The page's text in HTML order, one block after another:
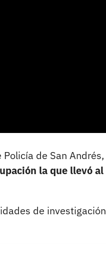
de San Andrés,
la que llevó al
de investigación